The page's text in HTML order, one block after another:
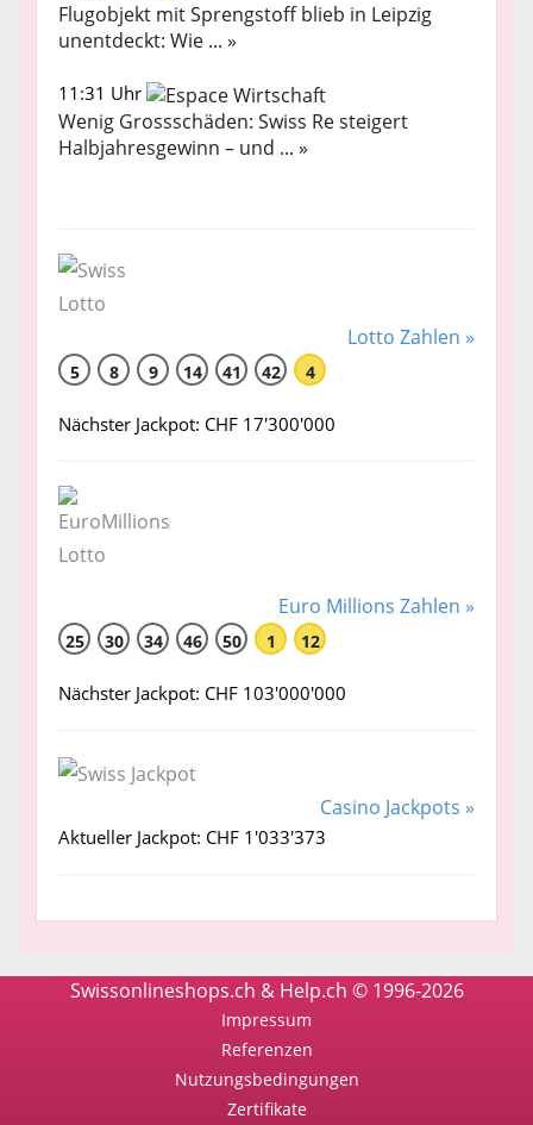
Flugobjekt mit Sprengstoff blieb in Leipzig
unentdeckt: Wie ... »
11:31 Uhr
Wenig Grossschäden: Swiss Re steigert
Halbjahresgewinn – und ... »
Lotto Zahlen »
5 8 9 14 41 42 4
Nächster Jackpot: CHF 17'300'000
Euro Millions Zahlen »
25 30 34 46 50 1 12
Nächster Jackpot: CHF 103'000'000
Casino Jackpots »
Aktueller Jackpot: CHF 1'033'373
Swissonlineshops.ch & Help.ch © 1996-2026
Impressum
Referenzen
Nutzungsbedingungen
Zertifikate